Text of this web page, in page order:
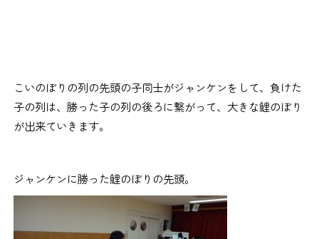
こいのぼりの列の先頭の子同士がジャンケンをして、負けた
子の列は、勝った子の列の後ろに繋がって、大きな鯉のぼり
が出来ていきます。
ジャンケンに勝った鯉のぼりの先頭。